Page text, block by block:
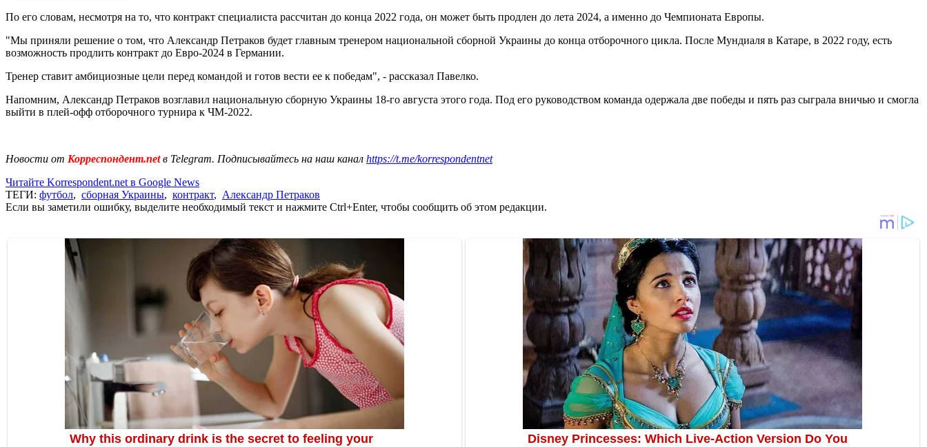
По его словам, несмотря на то, что контракт специалиста рассчитан до конца 2022 года, он может быть продлен до лета 2024, а именно до Чемпионата Европы.
"Мы приняли решение о том, что Александр Петраков будет главным тренером национальной сборной Украины до конца отборочного цикла. После Мундиаля в Катаре, в 2022 году, есть
возможность продлить контракт до Евро-2024 в Германии.
Тренер ставит амбициозные цели перед командой и готов вести ее к победам", - рассказал Павелко.
Напомним, Александр Петраков возглавил национальную сборную Украины 18-го августа этого года. Под его руководством команда одержала две победы и пять раз сыграла вничью и смогла
выйти в плей-офф отборочного турнира к ЧМ-2022.
Новости от Корреспондент.netв Telegram. Подписывайтесь на наш канал https://t.me/korrespondentnet
Читайте Korrespondent.net в Google News
ТЕГИ: футбол, сборная Украины, контракт, Александр Петраков
Если вы заметили ошибку, выделите необходимый текст и нажмите Ctrl+Enter, чтобы сообщить об этом редакции.